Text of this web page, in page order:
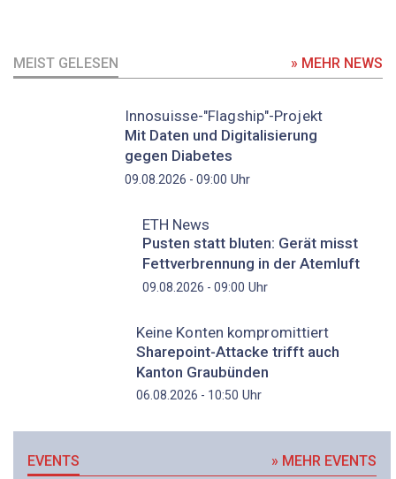
MEIST GELESEN » MEHR NEWS
Innosuisse-"Flagship"-Projekt
Mit Daten und Digitalisierung
gegen Diabetes
09.08.2026 - 09:00 Uhr
ETH News
Pusten statt bluten: Gerät misst
Fettverbrennung in der Atemluft
09.08.2026 - 09:00 Uhr
Keine Konten kompromittiert
Sharepoint-Attacke trifft auch
Kanton Graubünden
06.08.2026 - 10:50 Uhr
EVENTS » MEHR EVENTS